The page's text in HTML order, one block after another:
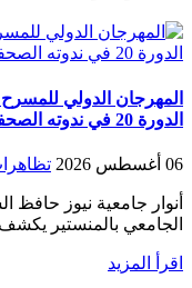
المهرجان الدولي
الدورة 20 في ندوته الصحفية￼
06 أغسطس 2026
أنوار جامعية نيوز حافظ
الجامعي بالمنستير يكشف
اقرأ المزيد